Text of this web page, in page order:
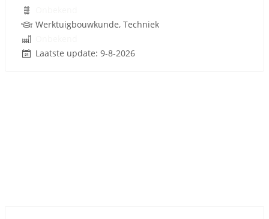
Werktuigbouwkunde, Techniek
Laatste update: 9-8-2026